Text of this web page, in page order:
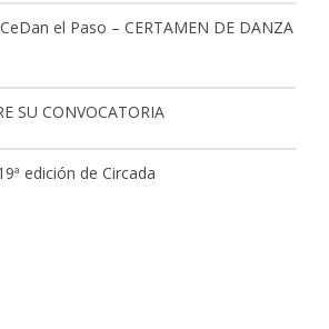
el Paso – CERTAMEN DE DANZA
SU CONVOCATORIA
edición de Circada